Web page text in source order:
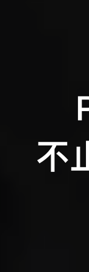
不